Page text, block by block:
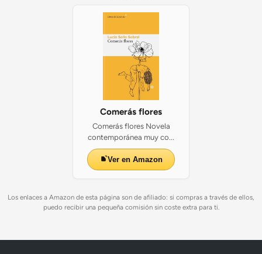
Comerás flores
Comerás flores Novela
contemporánea muy co...
Ver en Amazon
Los enlaces a Amazon de esta página son de afiliado: si compras a través de ellos,
puedo recibir una pequeña comisión sin coste extra para ti.